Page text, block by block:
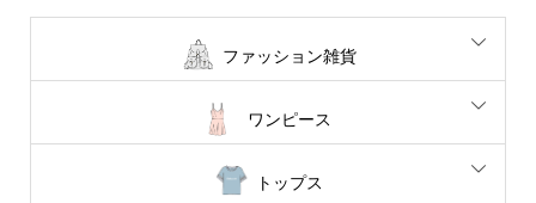
ファッション雑貨
ワンピース
トップス